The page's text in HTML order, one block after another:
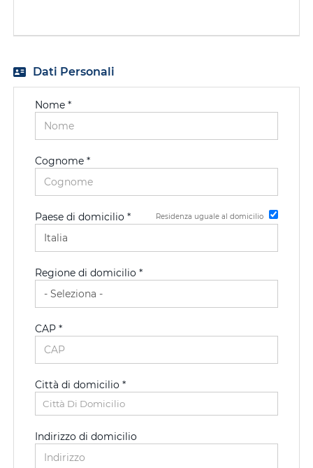
IT
DE
ES
PT
Dati Personali
Nome *
Cognome *
Paese di domicilio * Residenza uguale al domicilio
Regione di domicilio *
CAP *
Città di domicilio *
Città Di Domicilio
Indirizzo di domicilio